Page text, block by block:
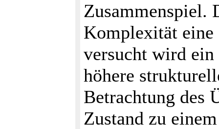
Zusammenspiel.
Komplexität eine
versucht wird ein
höhere
Betrachtung des
Zustand zu